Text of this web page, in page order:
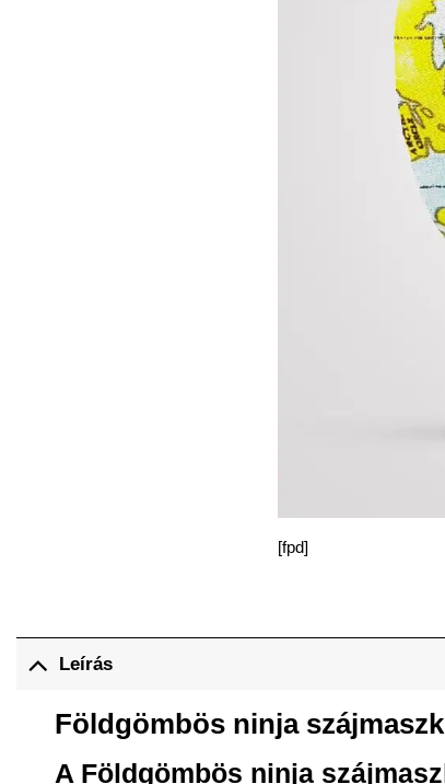
[fpd]
Leírás
Földgömbös ninja szájmaszk
A Földgömbös ninja